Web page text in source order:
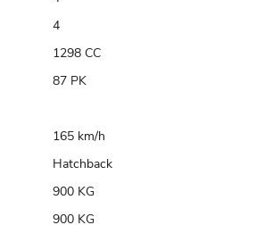
4
1298 CC
87 PK
165 km/h
Hatchback
900 KG
900 KG